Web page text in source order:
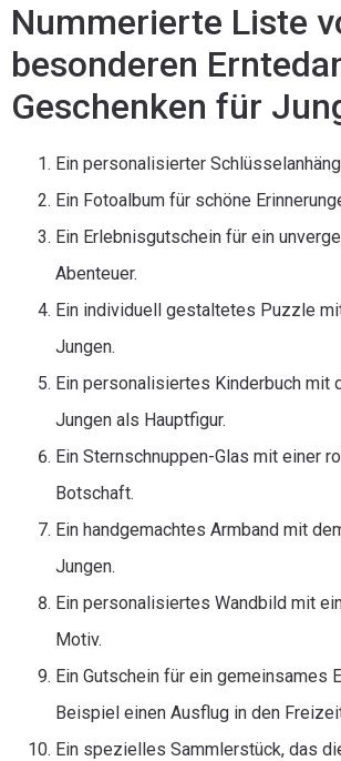
Nummerierte Liste
besonderen
Geschenken für
Ein personalisierter
Ein Fotoalbum für schöne
Ein Erlebnisgutschein für ein
Abenteuer.
Ein individuell gestaltetes Puzzle
Jungen.
Ein personalisiertes Kinderbuch mit
Jungen als Hauptfigur.
Ein Sternschnuppen-Glas mit einer
Botschaft.
Ein handgemachtes Armband mit
Jungen.
Ein personalisiertes Wandbild mit
Motiv.
Ein Gutschein für ein gemeinsames
Beispiel einen Ausflug in den
Ein spezielles Sammlerstück, das